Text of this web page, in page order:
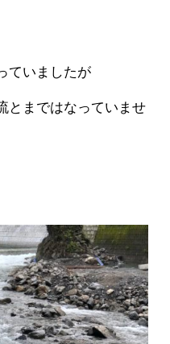
ていましたが
とまではなっていませ